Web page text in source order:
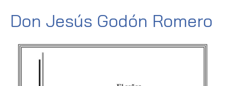
Don Jesús Godón Romero